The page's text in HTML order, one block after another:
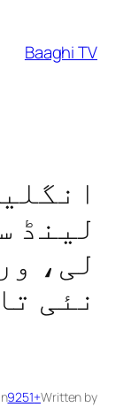
content
Baaghi TV
لینڈ
لی،
نئی
Written by
+9251
in